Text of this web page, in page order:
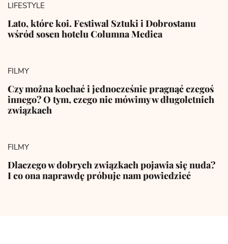
LIFESTYLE
Lato, które koi. Festiwal Sztuki i Dobrostanu
wśród sosen hotelu Columna Medica
FILMY
Czy można kochać i jednocześnie pragnąć czegoś
innego? O tym, czego nie mówimy w długoletnich
związkach
FILMY
Dlaczego w dobrych związkach pojawia się nuda?
I co ona naprawdę próbuje nam powiedzieć